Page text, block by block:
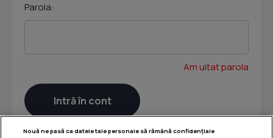
Parola:
Am uitat parola
Nouă ne pasă ca datele tale personale să rămână confidențiale